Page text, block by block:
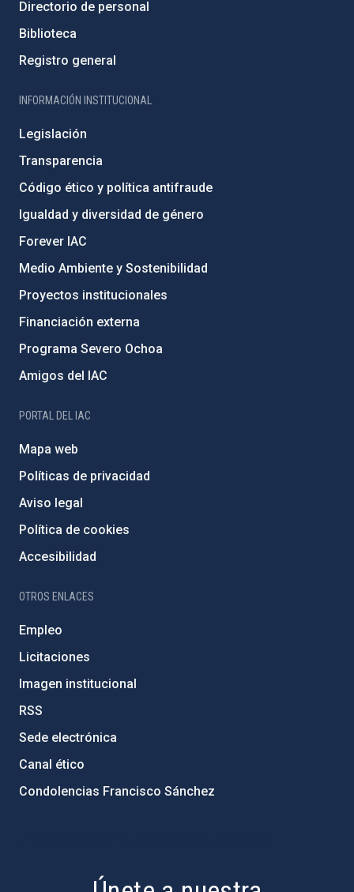
Directorio de personal
Biblioteca
Registro general
INFORMACIÓN INSTITUCIONAL
Legislación
Transparencia
Código ético y política antifraude
Igualdad y diversidad de género
Forever IAC
Medio Ambiente y Sostenibilidad
Proyectos institucionales
Financiación externa
Programa Severo Ochoa
Amigos del IAC
PORTAL DEL IAC
Mapa web
Políticas de privacidad
Aviso legal
Política de cookies
Accesibilidad
OTROS ENLACES
Empleo
Licitaciones
Imagen institucional
RSS
Sede electrónica
Canal ético
Condolencias Francisco Sánchez